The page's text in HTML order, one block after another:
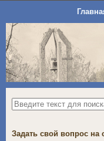
Задать свой вопрос на